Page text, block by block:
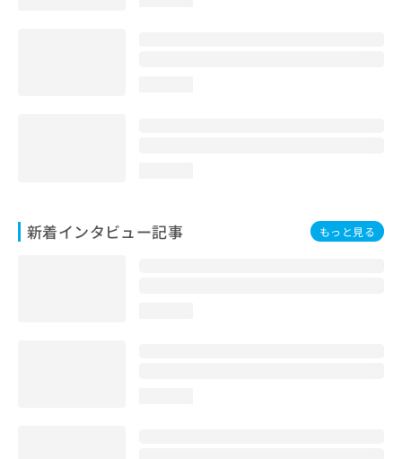
新着インタビュー記事 もっと見る